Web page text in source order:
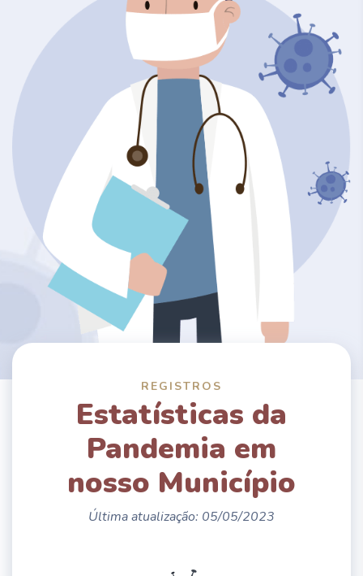
REGISTROS
Estatísticas da
Pandemia em
nosso Município
Última atualização: 05/05/2023